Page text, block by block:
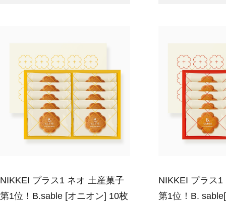
NIKKEI プラス1 ネオ 土産菓子
第1位！B.sable [オニオン] 10枚
NIKKEI プラス
第1位！B.